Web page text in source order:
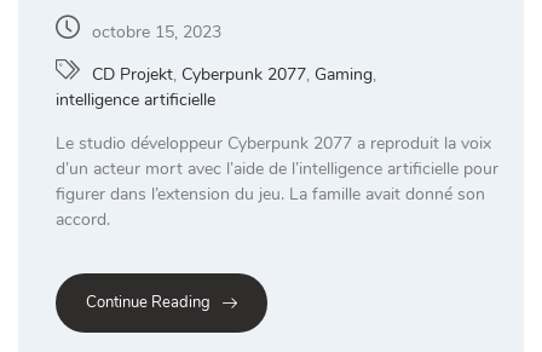
octobre 15, 2023
CD Projekt, Cyberpunk 2077, Gaming,
intelligence artificielle
Le studio développeur Cyberpunk 2077 a reproduit la voix
d’un acteur mort avec l’aide de l’intelligence artificielle pour
figurer dans l’extension du jeu. La famille avait donné son
accord.
Continue Reading